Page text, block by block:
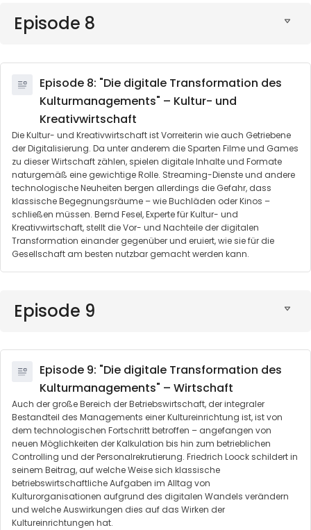
Episode 8
Episode 8: "Die digitale Transformation des
Kulturmanagements" – Kultur- und
Kreativwirtschaft
Die Kultur- und Kreativwirtschaft ist Vorreiterin wie auch Getriebene
der Digitalisierung. Da unter anderem die Sparten Filme und Games
zu dieser Wirtschaft zählen, spielen digitale Inhalte und Formate
naturgemäß eine gewichtige Rolle. Streaming-Dienste und andere
technologische Neuheiten bergen allerdings die Gefahr, dass
klassische Begegnungsräume – wie Buchläden oder Kinos –
schließen müssen. Bernd Fesel, Experte für Kultur- und
Kreativwirtschaft, stellt die Vor- und Nachteile der digitalen
Transformation einander gegenüber und eruiert, wie sie für die
Gesellschaft am besten nutzbar gemacht werden kann.
Episode 9
Episode 9: "Die digitale Transformation des
Kulturmanagements" – Wirtschaft
Auch der große Bereich der Betriebswirtschaft, der integraler
Bestandteil des Managements einer Kultureinrichtung ist, ist von
dem technologischen Fortschritt betroffen – angefangen von
neuen Möglichkeiten der Kalkulation bis hin zum betrieblichen
Controlling und der Personalrekrutierung. Friedrich Loock schildert in
seinem Beitrag, auf welche Weise sich klassische
betriebswirtschaftliche Aufgaben im Alltag von
Kulturorganisationen aufgrund des digitalen Wandels verändern
und welche Auswirkungen dies auf das Wirken der
Kultureinrichtungen hat.